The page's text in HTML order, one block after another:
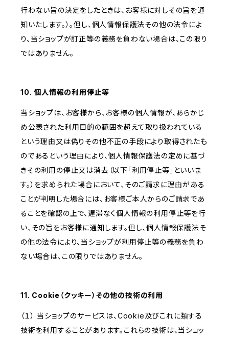
行わない旨の決定をしたときは、お客様に対しその旨を通
知いたします。）。但し、個人情報保護法その他の法令によ
り、当ショップが訂正等の義務を負わない場合は、この限り
ではありません。
10. 個人情報の利用停止等
当ショップは、お客様から、お客様の個人情報が、あらかじ
め公表された利用目的の範囲を超えて取り扱われている
という理由又は偽りその他不正の手段により取得されたも
のであるという理由により、個人情報保護法の定めに基づ
きその利用の停止又は消去（以下「利用停止等」といいま
す。）を求められた場合において、そのご請求に理由がある
ことが判明した場合には、お客様ご本人からのご請求であ
ることを確認の上で、遅滞なく個人情報の利用停止等を行
い、その旨をお客様に通知します。但し、個人情報保護法そ
の他の法令により、当ショップが利用停止等の義務を負わ
ない場合は、この限りではありません。
11. Cookie（クッキー）その他の技術の利用
（１） 当ショップのサービスは、Cookie及びこれに類する
技術を利用することがあります。これらの技術は、当ショッ